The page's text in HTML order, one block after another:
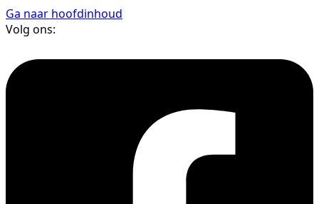
Ga naar hoofdinhoud
Volg ons: